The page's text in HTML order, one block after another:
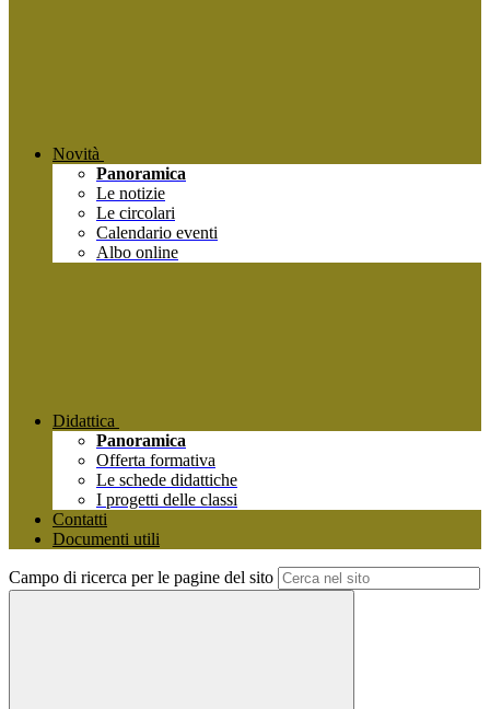
Novità
Panoramica
Le notizie
Le circolari
Calendario eventi
Albo online
Didattica
Panoramica
Offerta formativa
Le schede didattiche
I progetti delle classi
Contatti
Documenti utili
Campo di ricerca per le pagine del sito